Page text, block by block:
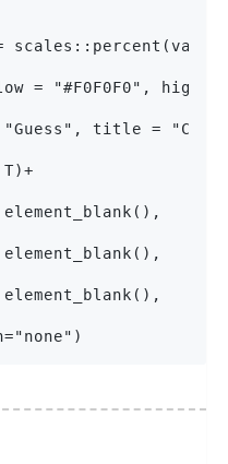
= "#F0F0F0", high =
title =
T)+